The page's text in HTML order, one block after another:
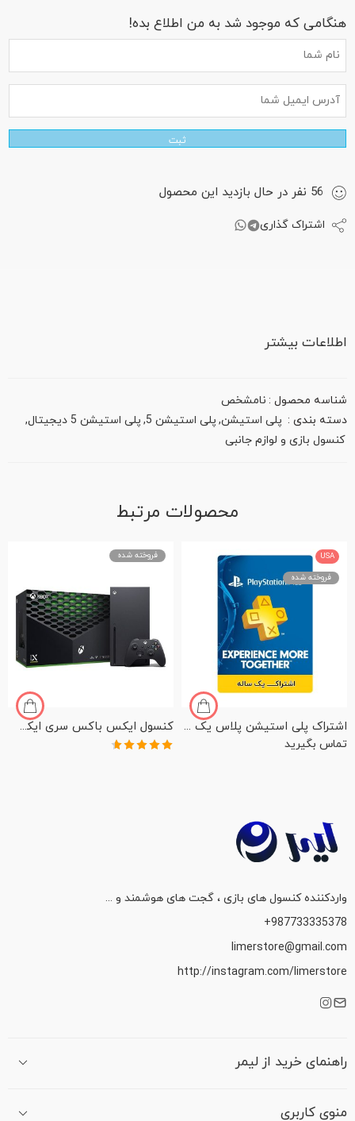
هنگامی که موجود شد به من اطلاع بده!
ثبت
56 نفر در حال بازدید این محصول
اشتراک گذاری
اطلاعات بیشتر
شناسه محصول : نامشخص
دسته بندی : پلی استیشن, پلی استیشن 5 , پلی استیشن 5 دیجیتال
,
کنسول بازی و لوازم جانبی
محصولات مرتبط
USA
فروخته شده
اشتراک پلی استیشن پلاس یک ساله
تماس بگیرید
فروخته شده
کنسول ایکس باکس سری ایکس با حافظه SSD 1TB
واردکننده کنسول های بازی ، گجت های هوشمند و ...
987733335378+
limerstore@gmail.com
http://instagram.com/limerstore
راهنمای خرید از لیمر
منوی کاربری